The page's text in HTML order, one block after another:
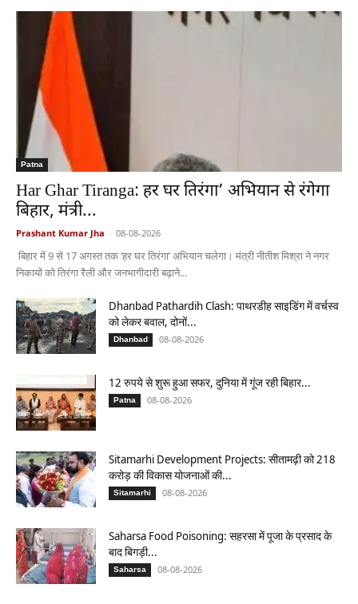
Patna
Har Ghar Tiranga: हर घर तिरंगा’ अभियान से रंगेगा
बिहार, मंत्री...
Prashant Kumar Jha - 08-08-2026
बिहार में 9 से 17 अगस्त तक ‘हर घर तिरंगा’ अभियान चलेगा। मंत्री नीतीश मिश्रा ने नगर
निकायों को तिरंगा रैली और जनभागीदारी बढ़ाने...
Dhanbad Pathardih Clash: पाथरडीह साइडिंग में वर्चस्व
को लेकर बवाल, दोनों...
Dhanbad 08-08-2026
12 रुपये से शुरू हुआ सफर, दुनिया में गूंज रही बिहार...
Patna 08-08-2026
Sitamarhi Development Projects: सीतामढ़ी को 218
करोड़ की विकास योजनाओं की...
Sitamarhi 08-08-2026
Saharsa Food Poisoning: सहरसा में पूजा के प्रसाद के
बाद बिगड़ी...
Saharsa 08-08-2026